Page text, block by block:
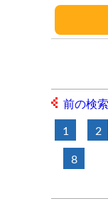
前の検
1 2
8